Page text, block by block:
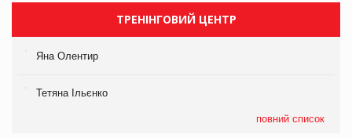
ТРЕНІНГОВИЙ ЦЕНТР
Яна Олентир
Тетяна Ільєнко
повний список